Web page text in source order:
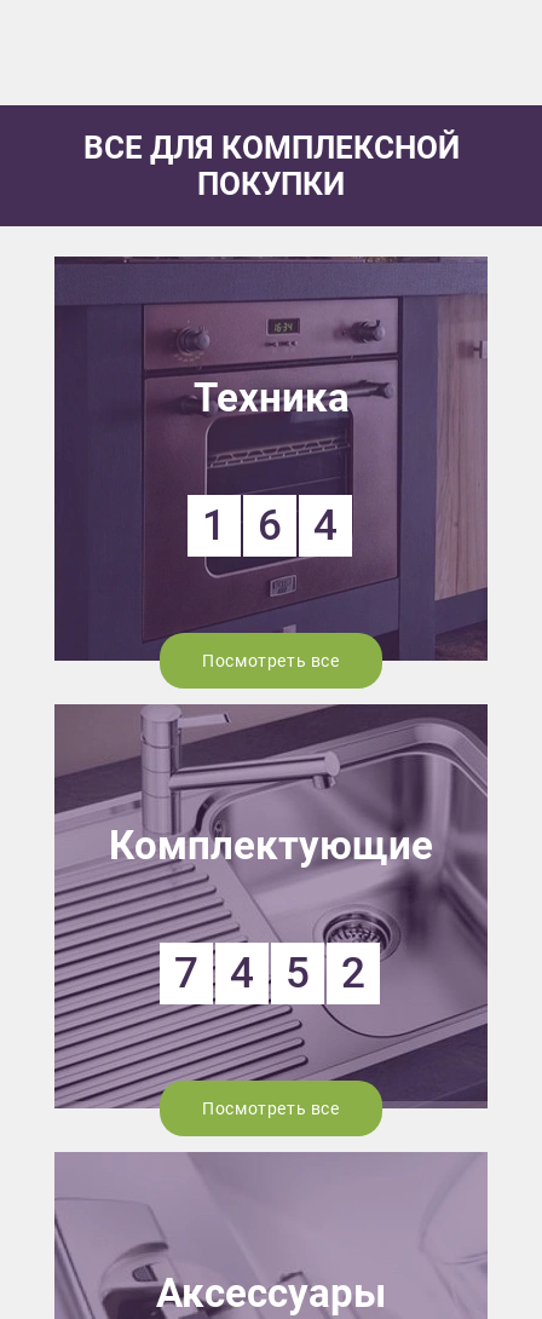
ВСЕ ДЛЯ КОМПЛЕКСНОЙ
ПОКУПКИ
Техника
1 6 4
Посмотреть все
Комплектующие
7 4 5 2
Посмотреть все
Аксессуары